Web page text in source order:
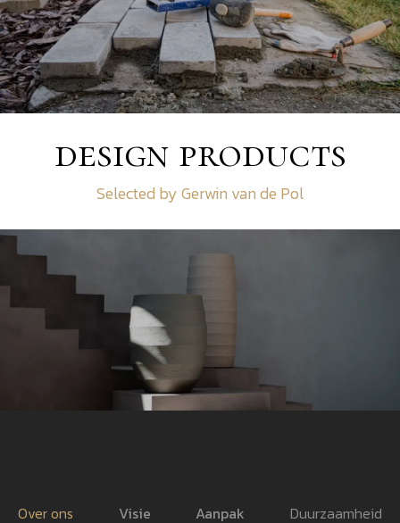
design products
Selected by Gerwin van de Pol
Over ons Visie Aanpak Duurzaamheid